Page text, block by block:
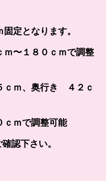
定となります。
〜１８０ｃｍで調整
ｍ、奥行き ４２ｃ
ｍで調整可能
認下さい。